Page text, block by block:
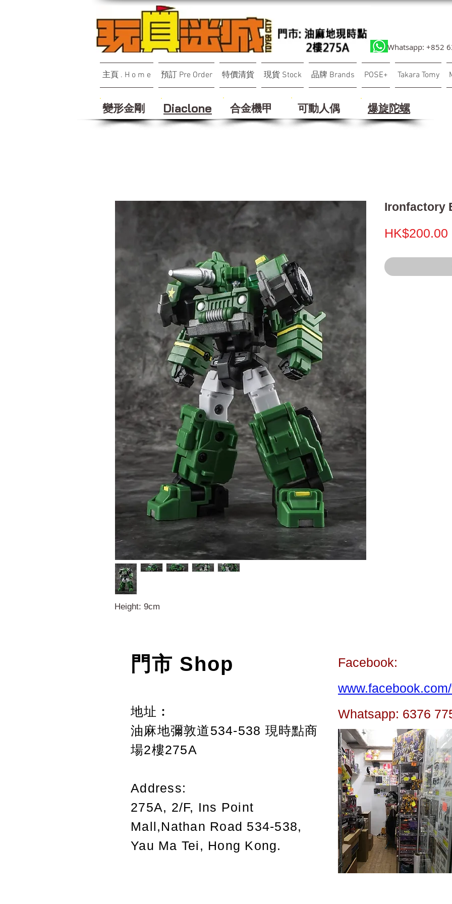
Whatsapp: +852
主頁 . H o m e 預訂 Pre Order 特價清貨 現貨 Stock 品牌 Brands POSE+ Takara Tomy
變形金剛 Diaclone 合金機甲 可動人偶 ​爆旋陀螺
Height: 9cm
Ironfactory
HK$200.00
門市 Shop
地址︰
油麻地彌敦道534-538 現時點商
場2樓275A
Address:
275A, 2/F, Ins Point
Mall,Nathan Road 534-538,
Yau Ma Tei, Hong Kong.
Facebook:
Whatsapp: 6376